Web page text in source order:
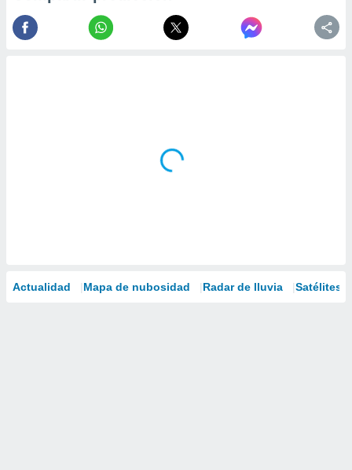
Actualidad Mapa de nubosidad Radar de lluvia Satélites